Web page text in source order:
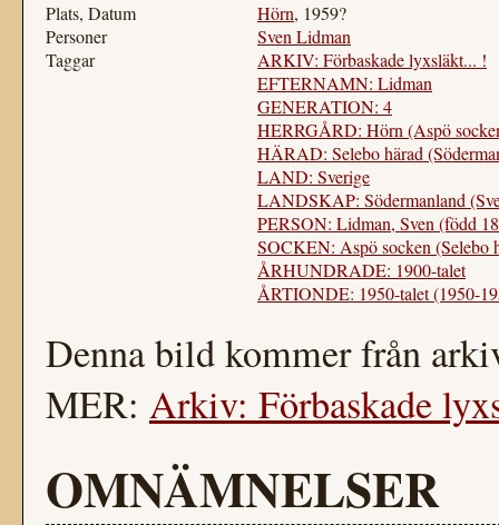
Plats, Datum Hörn, 1959?
Personer
Sven Lidman
Taggar
ARKIV: Förbaskade lyxsläkt... !
EFTERNAMN: Lidman
GENERATION: 4
HERRGÅRD: Hörn (Aspö
HÄRAD: Selebo härad
LAND: Sverige
LANDSKAP: Södermanland
PERSON: Lidman, Sven (född
SOCKEN: Aspö socken (Selebo
ÅRHUNDRADE: 1900-talet
ÅRTIONDE: 1950-talet (1950-
Denna bild kommer från
MER: Arkiv: Förbaskade
OMNÄMNELSER